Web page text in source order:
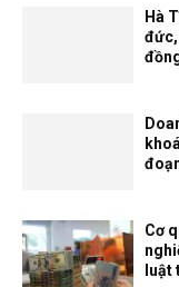
Hà
đức,
Cơ
luật